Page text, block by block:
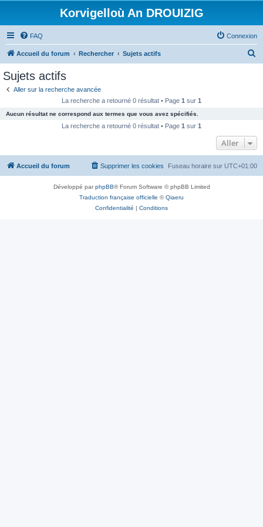
Korvigelloù An DROUIZIG
FAQ Connexion
Accueil du forum Rechercher Sujets actifs
c
e
Sujets actifs
Aller sur la recherche avancée
La recherche a retourné 0 résultat • Page 1 sur 1
Aucun résultat ne correspond aux termes que vous avez spécifiés.
La recherche a retourné 0 résultat • Page 1 sur 1
Aller
Accueil du forum Fuseau horaire sur UTC+01:00
Supprimer les cookies
Développé parphpBB® Forum Software © phpBB Limited
Traduction française officielle ©Qiaeru
Confidentialité | Conditions